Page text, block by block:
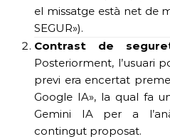
el missatge està net de
SEGUR»).
Contrast de
Posteriorment, l’usuari
previ era encertat
Google IA», la qual fa
Gemini IA per a
contingut proposat.